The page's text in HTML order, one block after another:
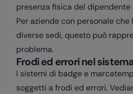
presenza fisica del dipendente
Per aziende con personale
diverse sedi, questo può
problema.
Frodi ed errori nel
I sistemi di badge e
soggetti a frodi ed errori.